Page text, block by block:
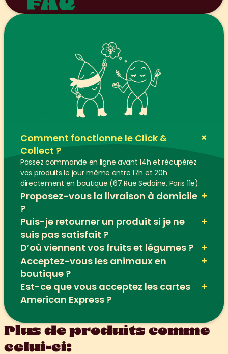
Comment fonctionne le Click &
Collect ?
+
Passez commande en ligne avant 14h et récupérez
vos produits le jour même entre 17h et 20h
directement en boutique (67 Rue Sedaine, Paris 11e).
Proposez-vous la livraison à domicile
?
+
Puis-je retourner un produit si je ne
suis pas satisfait ?
+
D’où viennent vos fruits et légumes ? +
Acceptez-vous les animaux en
boutique ?
+
Est-ce que vous acceptez les cartes
American Express ?
+
FAQ
Plus de produits comme
celui-ci: